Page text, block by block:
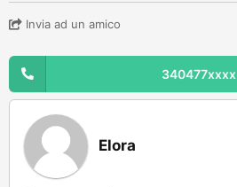
Invia ad un amico
340477xxxx
Elora